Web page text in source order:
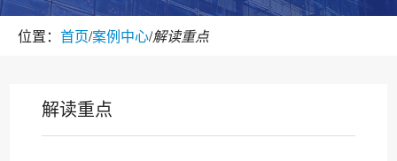
位置： 首页/案例中心/解读重点
解读重点